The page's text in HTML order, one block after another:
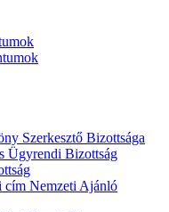
Szerkesztő Bizottsága
Ügyrendi Bizottság
cím Nemzeti Ajánló